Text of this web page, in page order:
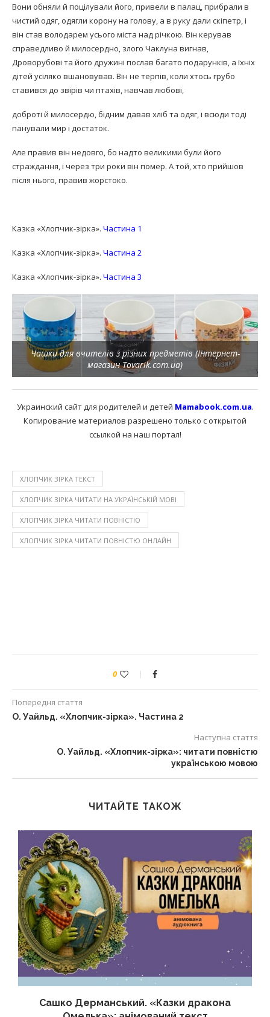
Вони обняли й поцілували його, привели в палац, прибрали в
чистий одяг, одягли корону на голову, а в руку дали скіпетр, і
він став володарем усього міста над річкою. Він керував
справедливо й милосердно, злого Чаклуна вигнав,
Дроворубові та його дружині послав багато подарунків, а їхніх
дітей усіляко вшановував. Він не терпів, коли хтось грубо
ставився до звірів чи птахів, навчав любові,
доброті й милосердю, бідним давав хліб та одяг, і всюди тоді
панували мир і достаток.
Але правив він недовго, бо надто великими були його
страждання, і через три роки він помер. А той, хто прийшов
після нього, правив жорстоко.
Казка «Хлопчик-зірка». Частина 1
Казка «Хлопчик-зірка». Частина 2
Казка «Хлопчик-зірка». Частина 3
Чашки для вчителів з різних предметів (Інтернет-
магазин Tovarik.com.ua)
Украинский сайт для родителей и детей Mamabook.com.ua.
Копирование материалов разрешено только с открытой
ссылкой на наш портал!
ХЛОПЧИК ЗІРКА ТЕКСТ
ХЛОПЧИК ЗІРКА ЧИТАТИ НА УКРАЇНСЬКІЙ МОВІ
ХЛОПЧИК ЗІРКА ЧИТАТИ ПОВНІСТЮ
ХЛОПЧИК ЗІРКА ЧИТАТИ ПОВНІСТЮ ОНЛАЙН
0
Попередня стаття
О. Уайльд. «Хлопчик-зірка». Частина 2
Наступна стаття
О. Уайльд. «Хлопчик-зірка»: читати повністю
українською мовою
ЧИТАЙТЕ ТАКОЖ
Сашко Дерманський. «Казки дракона